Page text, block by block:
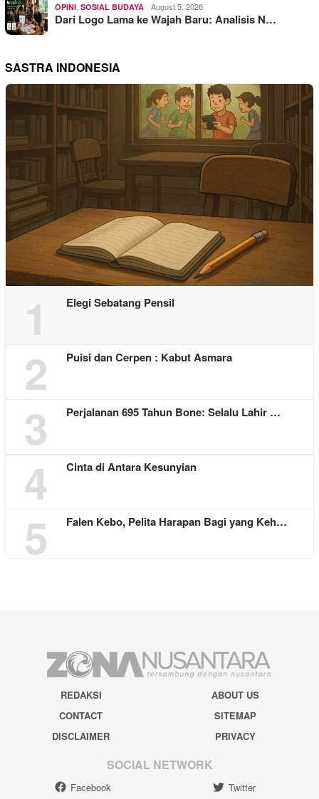
OPINI SOSIAL BUDAYA August 5, 2026
Dari Logo Lama ke Wajah Baru: Analisis N…
SASTRA INDONESIA
1 Elegi Sebatang Pensil
2 Puisi dan Cerpen : Kabut Asmara
3 Perjalanan 695 Tahun Bone: Selalu Lahir …
4 Cinta di Antara Kesunyian
5 Falen Kebo, Pelita Harapan Bagi yang Keh…
REDAKSI
ABOUT US
CONTACT
SITEMAP
DISCLAIMER
PRIVACY
SOCIAL NETWORK
Facebook Twitter